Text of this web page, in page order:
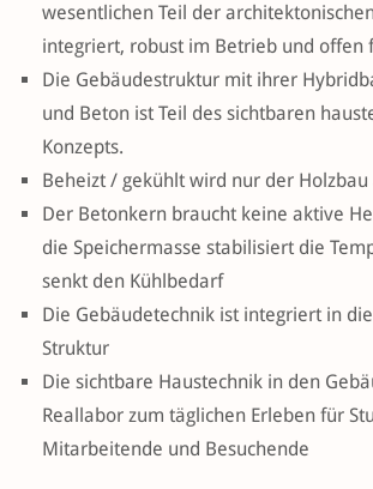
wesentlichen Teil der
integriert, robust im Betrieb und offen
Die Gebäudestruktur mit ihrer
und Beton ist Teil des sichtbaren
Konzepts.
Beheizt / gekühlt wird nur der Holzbau
Der Betonkern braucht keine aktive
die Speichermasse stabilisiert die
senkt den Kühlbedarf
Die Gebäudetechnik ist integriert in
Struktur
Die sichtbare Haustechnik in den
Reallabor zum täglichen Erleben für
Mitarbeitende und Besuchende